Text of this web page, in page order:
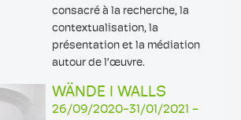
consacré à la recherche, la
contextualisation, la
présentation et la médiation
autour de l’œuvre.
WÄNDE I WALLS
26/09/2020-31/01/2021 -